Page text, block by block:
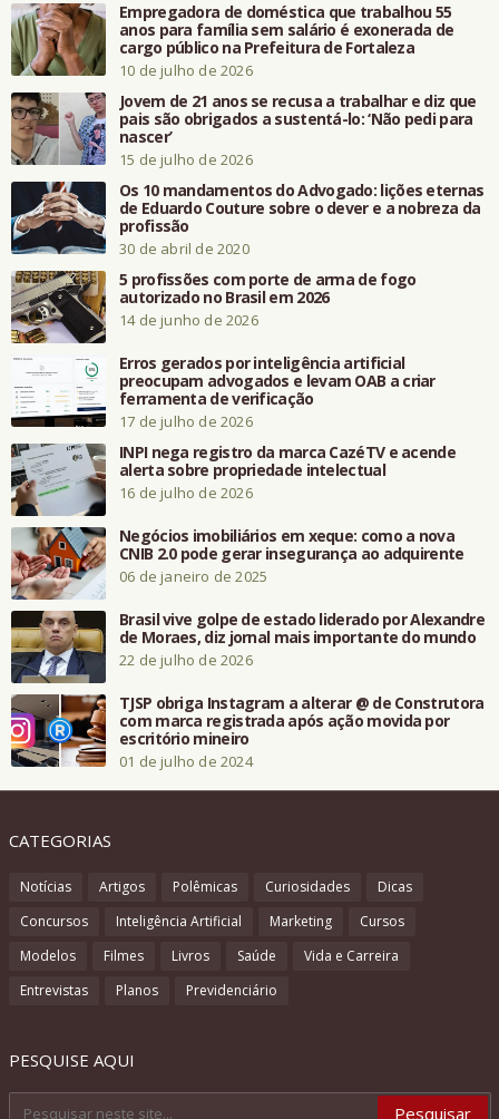
Empregadora de doméstica que trabalhou 55
anos para família sem salário é exonerada de
cargo público na Prefeitura de Fortaleza
10 de julho de 2026
Jovem de 21 anos se recusa a trabalhar e diz que
pais são obrigados a sustentá-lo: ‘Não pedi para
nascer’
15 de julho de 2026
Os 10 mandamentos do Advogado: lições eternas
de Eduardo Couture sobre o dever e a nobreza da
profissão
30 de abril de 2020
5 profissões com porte de arma de fogo
autorizado no Brasil em 2026
14 de junho de 2026
Erros gerados por inteligência artificial
preocupam advogados e levam OAB a criar
ferramenta de verificação
17 de julho de 2026
INPI nega registro da marca CazéTV e acende
alerta sobre propriedade intelectual
16 de julho de 2026
Negócios imobiliários em xeque: como a nova
CNIB 2.0 pode gerar insegurança ao adquirente
06 de janeiro de 2025
Brasil vive golpe de estado liderado por Alexandre
de Moraes, diz jornal mais importante do mundo
22 de julho de 2026
TJSP obriga Instagram a alterar @ de Construtora
com marca registrada após ação movida por
escritório mineiro
01 de julho de 2024
CATEGORIAS
Notícias Artigos Polêmicas Curiosidades
Dicas
Concursos
Inteligência Artificial Marketing
Cursos
Modelos
Filmes Livros Saúde
Vida e Carreira
Entrevistas
Planos Previdenciário
PESQUISE AQUI